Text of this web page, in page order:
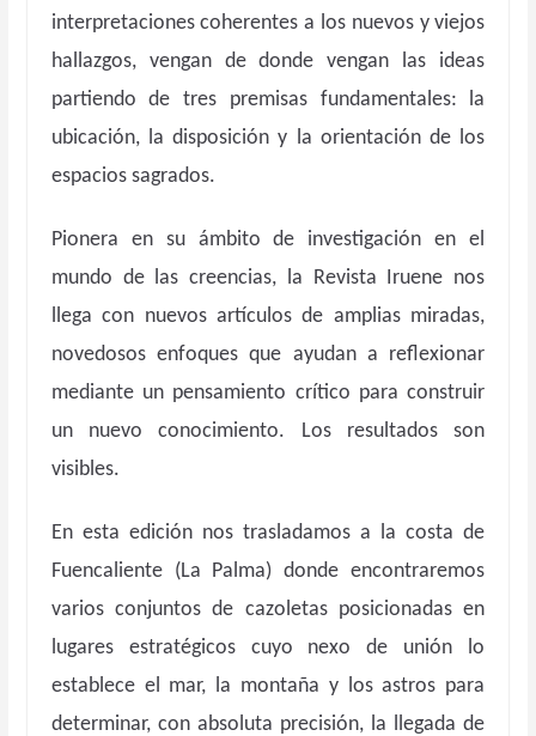
interpretaciones coherentes a los nuevos y viejos
hallazgos, vengan de donde vengan las ideas
partiendo de tres premisas fundamentales: la
ubicación, la disposición y la orientación de los
espacios sagrados.
Pionera en su ámbito de investigación en el
mundo de las creencias, la Revista Iruene nos
llega con nuevos artículos de amplias miradas,
novedosos enfoques que ayudan a reflexionar
mediante un pensamiento crítico para construir
un nuevo conocimiento. Los resultados son
visibles.
En esta edición nos trasladamos a la costa de
Fuencaliente (La Palma) donde encontraremos
varios conjuntos de cazoletas posicionadas en
lugares estratégicos cuyo nexo de unión lo
establece el mar, la montaña y los astros para
determinar, con absoluta precisión, la llegada de